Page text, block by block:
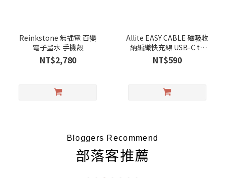
Reinkstone 無插電 百變
電子墨水 手機殼
NT$2,780
Allite EASY CABLE 磁吸收
納編織快充線 USB-C to
USB-C (三色可選)
NT$590
Bloggers Recommend
部落客推薦